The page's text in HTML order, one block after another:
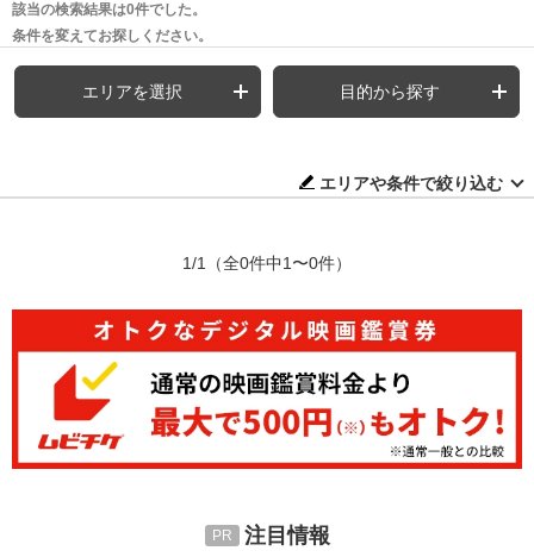
該当の検索結果は0件でした。
条件を変えてお探しください。
エリアを選択 目的から探す
エリアや条件で絞り込む
1/1 （全0件中1〜0件）
注目情報